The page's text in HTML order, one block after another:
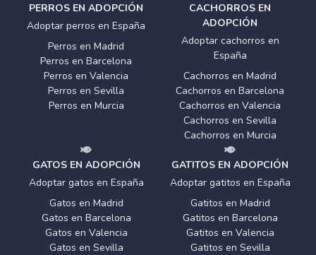
PERROS EN ADOPCIÓN
Adoptar perros en España
Perros en Madrid
Perros en Barcelona
Perros en Valencia
Perros en Sevilla
Perros en Murcia
CACHORROS EN
ADOPCIÓN
Adoptar cachorros en
España
Cachorros en Madrid
Cachorros en Barcelona
Cachorros en Valencia
Cachorros en Sevilla
Cachorros en Murcia
GATOS EN ADOPCIÓN
Adoptar gatos en España
Gatos en Madrid
Gatos en Barcelona
Gatos en Valencia
Gatos en Sevilla
GATITOS EN ADOPCIÓN
Adoptar gatitos en España
Gatitos en Madrid
Gatitos en Barcelona
Gatitos en Valencia
Gatitos en Sevilla